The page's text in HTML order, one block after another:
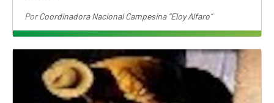
PorCoordinadora Nacional Campesina “Eloy Alfaro”